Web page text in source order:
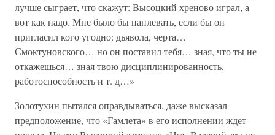
лучше сыграет, что скажут: Высоцкий хреново играл, а
вот как надо. Мне было бы наплевать, если бы он
пригласил кого угодно: дьявола, черта…
Смоктуновского… но он поставил тебя… зная, что ты не
откажешься… зная твою дисциплинированность,
работоспособность и т. д…»
Золотухин пытался оправдываться, даже высказал
предположение, что «Гамлета» в его исполнении ждет